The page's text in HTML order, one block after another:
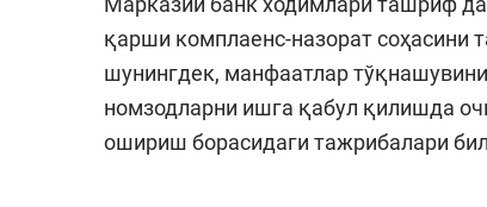
қарши комплаенс-назорат соҳасини
шунингдек, манфаатлар
номзодларни ишга қабул қилишда
ошириш борасидаги тажрибалари